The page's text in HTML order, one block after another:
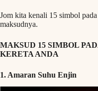
Jom kita kenali 15 simbol pada
maksudnya.
MAKSUD 15 SIMBOL
KERETA ANDA
1. Amaran Suhu Enjin